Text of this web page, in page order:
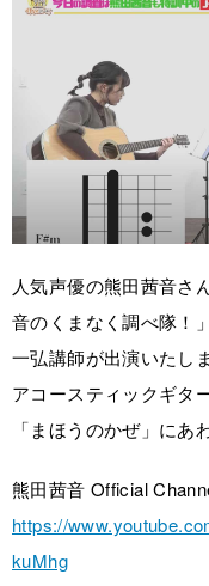
人気声優の熊田茜音さ
音のくまなく調べ隊！
一弘講師が出演いたし
アコースティックギタ
「まほうのかぜ」にあ
熊田茜音 Official
https://
kuMhg